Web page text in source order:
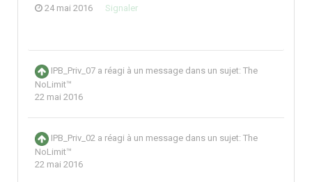
24 mai 2016 Signaler
IPB_Priv_07 a réagi à un message dans un sujet: The
NoLimit™
22 mai 2016
IPB_Priv_02 a réagi à un message dans un sujet: The
NoLimit™
22 mai 2016